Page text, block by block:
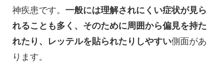
神疾患です。 一般には理解されにくい症状が見ら
れることも多く、そのために周囲から偏見を持た
れたり、レッテルを貼られたりしやすい側面があ
ります。